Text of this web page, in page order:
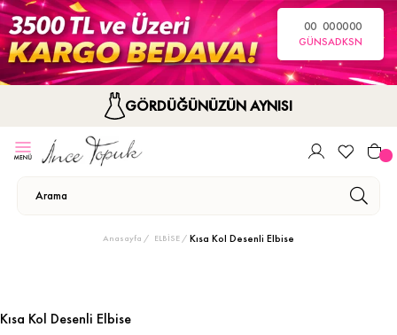
00
GÜN
00
SA
00
DK
00
SN
GÖRDÜĞÜNÜZÜN AYNISI
Anasayfa ELBİSE Kısa Kol Desenli Elbise
Kısa Kol Desenli Elbise